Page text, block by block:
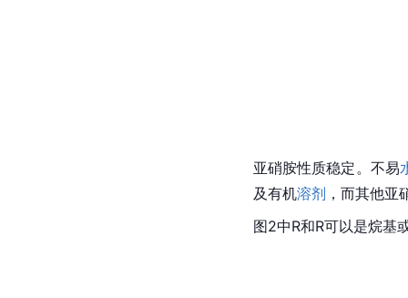
亚硝胺性质稳定。不易
及有机溶剂 ，而其他亚
图2中R和R可以是烷基